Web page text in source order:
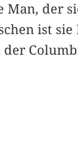
der
ist